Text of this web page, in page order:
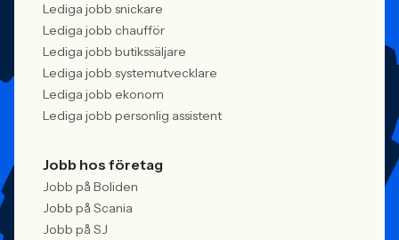
Lediga jobb snickare
Lediga jobb chaufför
Lediga jobb butikssäljare
Lediga jobb systemutvecklare
Lediga jobb ekonom
Lediga jobb personlig assistent
Jobb hos företag
Jobb på Boliden
Jobb på Scania
Jobb på SJ